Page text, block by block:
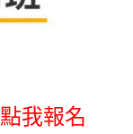
點我報名